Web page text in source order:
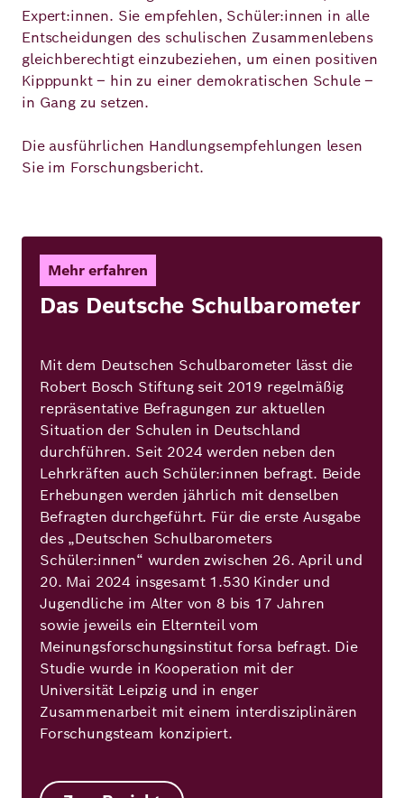
Expert:innen. Sie empfehlen, Schüler:innen in alle
Entscheidungen des schulischen Zusammenlebens
gleichberechtigt einzubeziehen, um einen positiven
Kipppunkt – hin zu einer demokratischen Schule –
in Gang zu setzen.
Die ausführlichen Handlungsempfehlungen lesen
Sie im Forschungsbericht.
Mehr erfahren
Das Deutsche Schulbarometer
Mit dem Deutschen Schulbarometer lässt die
Robert Bosch Stiftung seit 2019 regelmäßig
repräsentative Befragungen zur aktuellen
Situation der Schulen in Deutschland
durchführen. Seit 2024 werden neben den
Lehrkräften auch Schüler:innen befragt. Beide
Erhebungen werden jährlich mit denselben
Befragten durchgeführt. Für die erste Ausgabe
des „Deutschen Schulbarometers
Schüler:innen“ wurden zwischen 26. April und
20. Mai 2024 insgesamt 1.530 Kinder und
Jugendliche im Alter von 8 bis 17 Jahren
sowie jeweils ein Elternteil vom
Meinungsforschungsinstitut forsa befragt. Die
Studie wurde in Kooperation mit der
Universität Leipzig und in enger
Zusammenarbeit mit einem interdisziplinären
Forschungsteam konzipiert.